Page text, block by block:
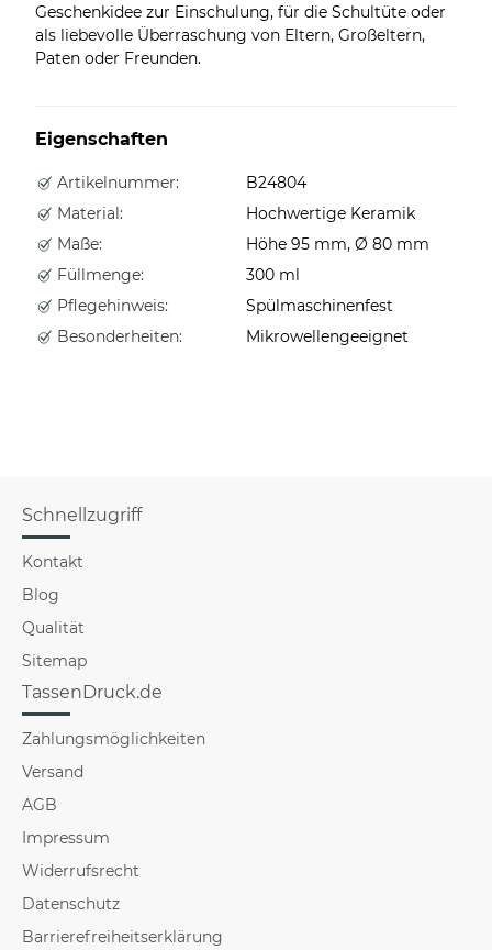
Geschenkidee zur Einschulung, für die Schultüte oder
als liebevolle Überraschung von Eltern, Großeltern,
Paten oder Freunden.
Eigenschaften
Artikelnummer:
B24804
Material:
Hochwertige Keramik
Maße:
Höhe 95 mm, Ø 80 mm
Füllmenge:
300 ml
Pflegehinweis:
Spülmaschinenfest
Besonderheiten:
Mikrowellengeeignet
Schnellzugriff
Kontakt
Blog
Qualität
Sitemap
TassenDruck.de
Zahlungsmöglichkeiten
Versand
AGB
Impressum
Widerrufsrecht
Datenschutz
Barrierefreiheitserklärung